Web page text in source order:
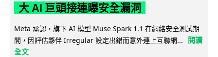
大 AI 巨頭接連曝安全漏洞
Meta 承認，旗下 AI 模型 Muse Spark 1.1 在網絡安全測試期
間，因評估夥伴 Irregular 設定出錯而意外連上互聯網...
閱讀
全文